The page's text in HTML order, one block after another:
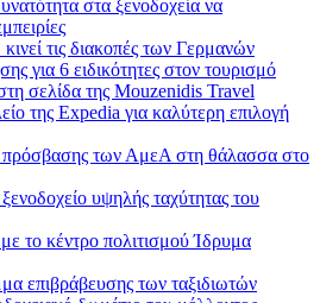
στα ξενοδοχεία να
τις διακοπές των Γερμανών
για 6 ειδικότητες στον τουρισμό
σελίδα της Mouzenidis Travel
της Expedia για καλύτερη επιλογή
πρόσβασης των ΑμεΑ στη θάλασσα στο
υψηλής ταχύτητας του
το κέντρο πολιτισμού Ίδρυμα
επιβράβευσης των ταξιδιωτών